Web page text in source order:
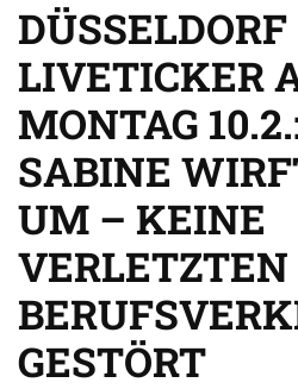
LIVETICKER
MONTAG
SABINE
UM – KEINE
GESTÖRT